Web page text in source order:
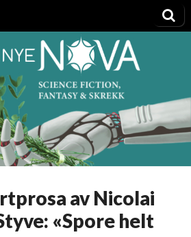
av Nicolai
«Spore helt